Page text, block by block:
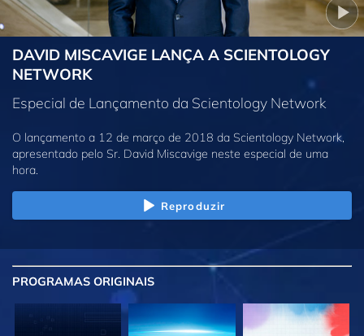
DAVID MISCAVIGE LANÇA A SCIENTOLOGY
NETWORK
Especial de Lançamento da Scientology Network
O lançamento a 12 de março de 2018 da Scientology Network,
apresentado pelo Sr. David Miscavige neste especial de uma
hora.
Reproduzir
PROGRAMAS ORIGINAIS